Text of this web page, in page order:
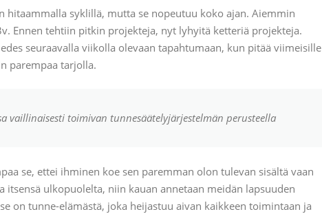
hitaammalla syklillä, mutta se nopeutuu koko ajan. Aiemmin
Ennen tehtiin pitkin projekteja, nyt lyhyitä ketteriä projekteja.
seuraavalla viikolla olevaan tapahtumaan, kun pitää viimeisille
parempaa tarjolla.
vaillinaisesti toimivan tunnesäätelyjärjestelmän perusteella
se, ettei ihminen koe sen paremman olon tulevan sisältä vaan
itsensä ulkopuolelta, niin kauan annetaan meidän lapsuuden
on tunne-elämästä, joka heijastuu aivan kaikkeen toimintaan ja